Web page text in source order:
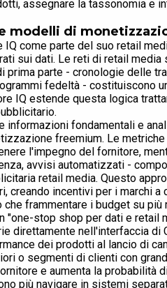
assegnare la tassonomia e
modelli di
IQ come parte del suo retail
sui dati. Le reti di retail
prima parte - cronologie delle
fedeltà - costituiscono
IQ estende questa logica
informazioni fondamentali e
freemium. Le
l'impegno del fornitore,
avvisi automatizzati -
retail media. Questo
creando incentivi per i marchi
frammentare i budget su più
"one-stop shop per dati e retail
direttamente nell'interfaccia
dei prodotti al lancio di
o segmenti di clienti con
e aumenta la probabilità
più navigare in sistemi